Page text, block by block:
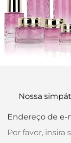
Nossa
Endereço de e-